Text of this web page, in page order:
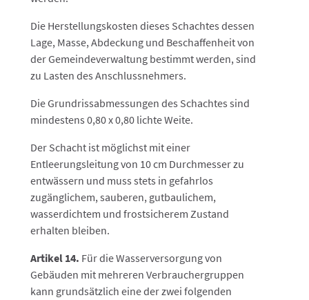
Die Herstellungskosten dieses Schachtes dessen
Lage, Masse, Abdeckung und Beschaffenheit von
der Gemeindeverwaltung bestimmt werden, sind
zu Lasten des Anschlussnehmers.
Die Grundrissabmessungen des Schachtes sind
mindestens 0,80 x 0,80 lichte Weite.
Der Schacht ist möglichst mit einer
Entleerungsleitung von 10 cm Durchmesser zu
entwässern und muss stets in gefahrlos
zugänglichem, sauberen, gutbaulichem,
wasserdichtem und frostsicherem Zustand
erhalten bleiben.
Artikel 14. Für die Wasserversorgung von
Gebäuden mit mehreren Verbrauchergruppen
kann grundsätzlich eine der zwei folgenden